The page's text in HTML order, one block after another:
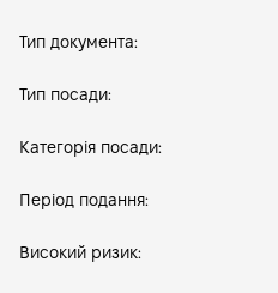
Тип документа:
Тип посади:
Категорія посади:
Період подання:
Високий ризик: